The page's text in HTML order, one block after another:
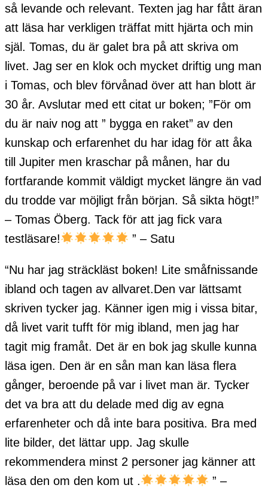
så levande och relevant. Texten jag har fått äran
att läsa har verkligen träffat mitt hjärta och min
själ. Tomas, du är galet bra på att skriva om
livet. Jag ser en klok och mycket driftig ung man
i Tomas, och blev förvånad över att han blott är
30 år. Avslutar med ett citat ur boken; ”För om
du är naiv nog att ” bygga en raket” av den
kunskap och erfarenhet du har idag för att åka
till Jupiter men kraschar på månen, har du
fortfarande kommit väldigt mycket längre än vad
du trodde var möjligt från början. Så sikta högt!”
– Tomas Öberg. Tack för att jag fick vara
testläsare!
” – Satu
“Nu har jag sträckläst boken! Lite småfnissande
ibland och tagen av allvaret.Den var lättsamt
skriven tycker jag. Känner igen mig i vissa bitar,
då livet varit tufft för mig ibland, men jag har
tagit mig framåt. Det är en bok jag skulle kunna
läsa igen. Den är en sån man kan läsa flera
gånger, beroende på var i livet man är. Tycker
det va bra att du delade med dig av egna
erfarenheter och då inte bara positiva. Bra med
lite bilder, det lättar upp. Jag skulle
rekommendera minst 2 personer jag känner att
läsa den om den kom ut .
” –